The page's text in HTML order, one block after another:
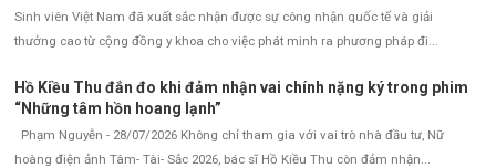
Sinh viên Việt Nam đã xuất sắc nhận được sự công nhận quốc tế và giải
thưởng cao từ cộng đồng y khoa cho việc phát minh ra phương pháp đi...
Hồ Kiều Thu đắn đo khi đảm nhận vai chính nặng ký trong phim
“Những tâm hồn hoang lạnh”
Phạm Nguyễn - 28/07/2026 Không chỉ tham gia với vai trò nhà đầu tư, Nữ
hoàng điện ảnh Tâm- Tài- Sắc 2026, bác sĩ Hồ Kiều Thu còn đảm nhận...